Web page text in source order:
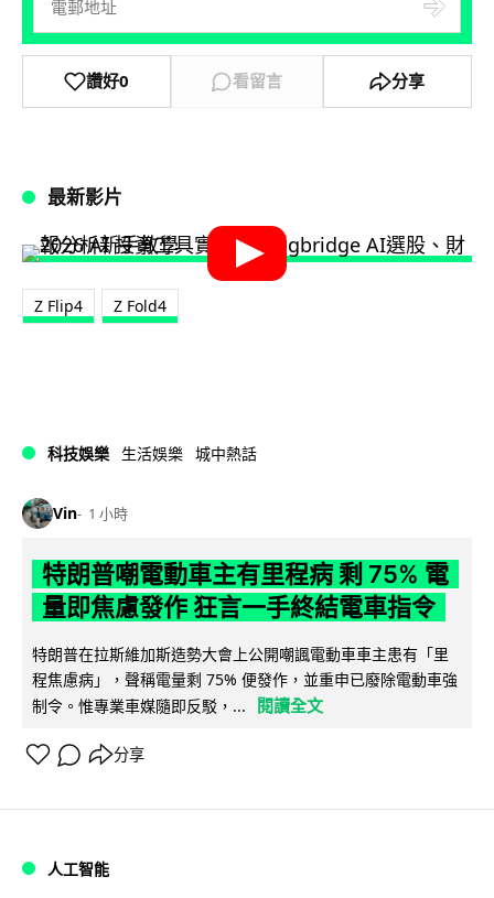
讚好0 看留言 分享
最新影片
Z Flip4 Z Fold4
科技娛樂 生活娛樂 城中熱話
Vin 1 小時
特朗普嘲電動車主有里程病 剩 75% 電
量即焦慮發作 狂言一手終結電車指令
特朗普在拉斯維加斯造勢大會上公開嘲諷電動車車主患有「里
程焦慮病」，聲稱電量剩 75% 便發作，並重申已廢除電動車強
制令。惟專業車媒隨即反駁，...
閱讀全文
分享
人工智能